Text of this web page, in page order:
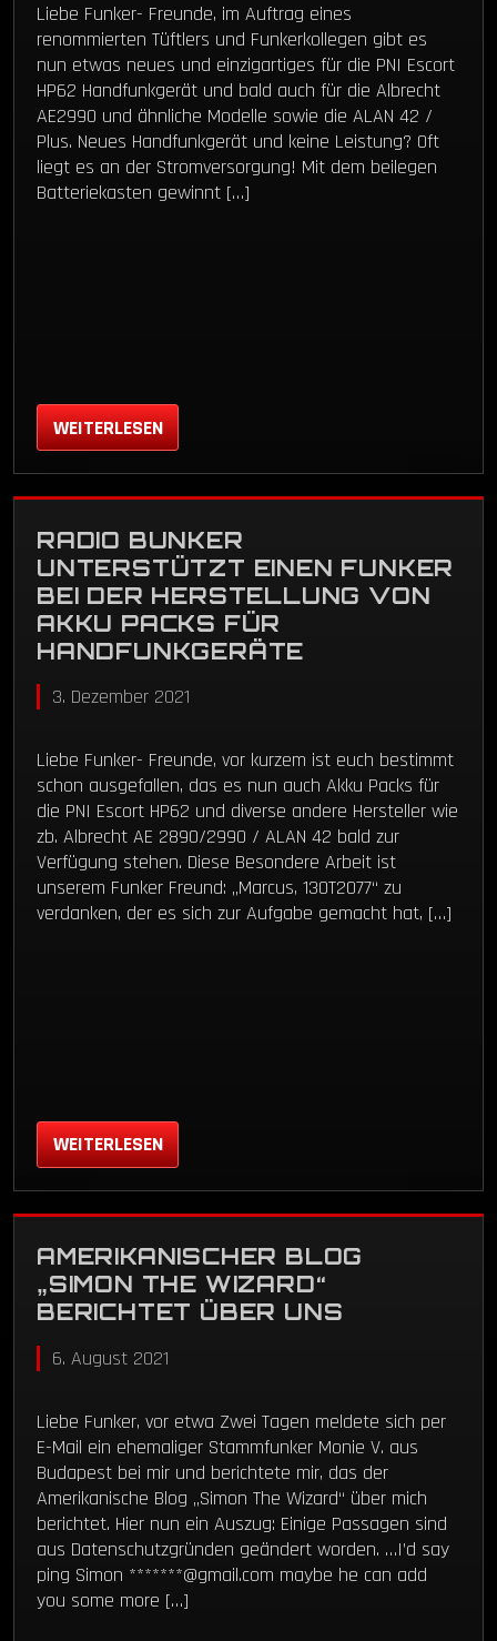
Liebe Funker- Freunde, im Auftrag eines
renommierten Tüftlers und Funkerkollegen gibt es
nun etwas neues und einzigartiges für die PNI Escort
HP62 Handfunkgerät und bald auch für die Albrecht
AE2990 und ähnliche Modelle sowie die ALAN 42 /
Plus. Neues Handfunkgerät und keine Leistung? Oft
liegt es an der Stromversorgung! Mit dem beilegen
Batteriekasten gewinnt […]
WEITERLESEN
RADIO BUNKER
UNTERSTÜTZT EINEN FUNKER
BEI DER HERSTELLUNG VON
AKKU PACKS FÜR
HANDFUNKGERÄTE
3. Dezember 2021
Liebe Funker- Freunde, vor kurzem ist euch bestimmt
schon ausgefallen, das es nun auch Akku Packs für
die PNI Escort HP62 und diverse andere Hersteller wie
zb. Albrecht AE 2890/2990 / ALAN 42 bald zur
Verfügung stehen. Diese Besondere Arbeit ist
unserem Funker Freund: „Marcus, 13OT2077“ zu
verdanken, der es sich zur Aufgabe gemacht hat, […]
WEITERLESEN
AMERIKANISCHER BLOG
„SIMON THE WIZARD“
BERICHTET ÜBER UNS
6. August 2021
Liebe Funker, vor etwa Zwei Tagen meldete sich per
E-Mail ein ehemaliger Stammfunker Monie V. aus
Budapest bei mir und berichtete mir, das der
Amerikanische Blog „Simon The Wizard“ über mich
berichtet. Hier nun ein Auszug: Einige Passagen sind
aus Datenschutzgründen geändert worden. …I’d say
ping Simon *******@gmail.com maybe he can add
you some more […]